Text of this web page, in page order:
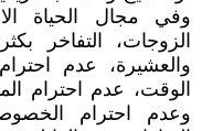
وفي مجال الحياة
الزوجات، التفاخر
والعشيرة، عدم
الوقت، عدم احترام
وعدم احترام